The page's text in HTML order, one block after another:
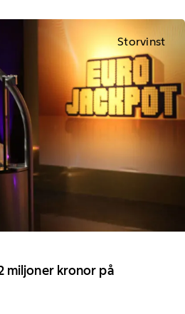
Storvinst
miljoner kronor på